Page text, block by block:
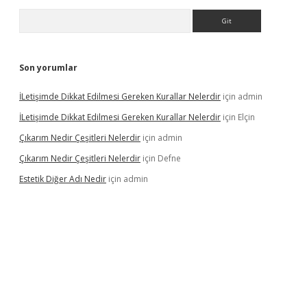
Son yorumlar
İLetişimde Dikkat Edilmesi Gereken Kurallar Nelerdir için admin
İLetişimde Dikkat Edilmesi Gereken Kurallar Nelerdir için Elçin
Çıkarım Nedir Çeşitleri Nelerdir için admin
Çıkarım Nedir Çeşitleri Nelerdir için Defne
Estetik Diğer Adı Nedir için admin